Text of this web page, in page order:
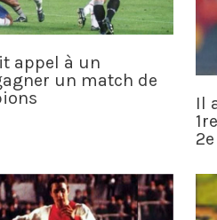
appel à un
un match de
Il